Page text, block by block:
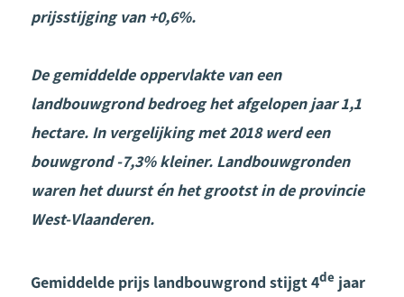
prijsstijging van +0,6%.
De gemiddelde oppervlakte van een
landbouwgrond bedroeg het afgelopen jaar 1,1
hectare. In vergelijking met 2018 werd een
bouwgrond -7,3% kleiner. Landbouwgronden
waren het duurst én het grootst in de provincie
West-Vlaanderen.
Gemiddelde prijs landbouwgrond stijgt 4de jaar